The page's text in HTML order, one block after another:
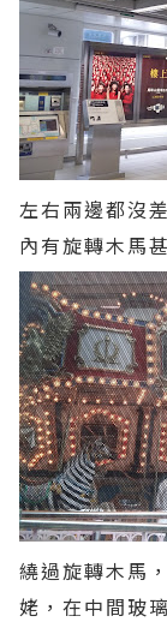
左右兩邊都沒
內有旋轉木馬
繞過旋轉木馬
姥，在中間玻